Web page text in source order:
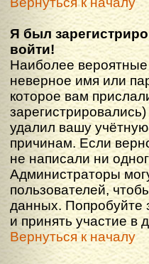
Я был
войти!
Наиболее
неверное имя или
которое вам
удалил вашу
причинам. Если
не написали ни
Администраторы
пользователей,
данных. Попробуйте
и принять участие в
Вернуться к началу